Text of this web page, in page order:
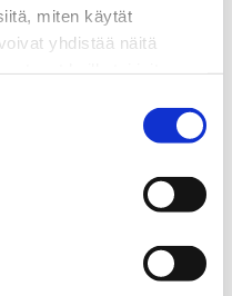
miten käytät
yhdistää näitä
Liitto myönsi